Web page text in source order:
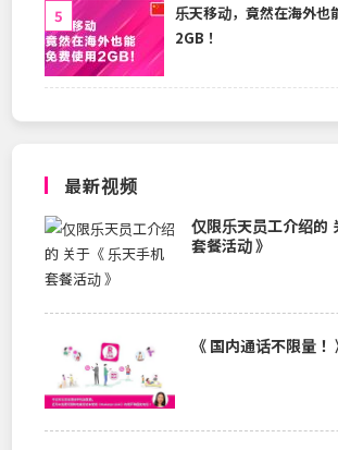
乐天移动，竟然在海外也
2GB！
最新视频
仅限乐天员工介绍的
套餐活动 》
《 国内通话不限量！